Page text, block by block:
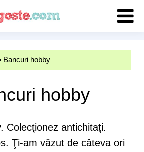
Bancuri hobby
hobby
Colecţionez antichitaţi.
Ţi-am văzut de câteva ori